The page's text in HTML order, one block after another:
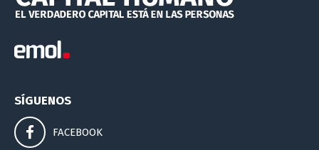
SÍGUENOS
FACEBOOK